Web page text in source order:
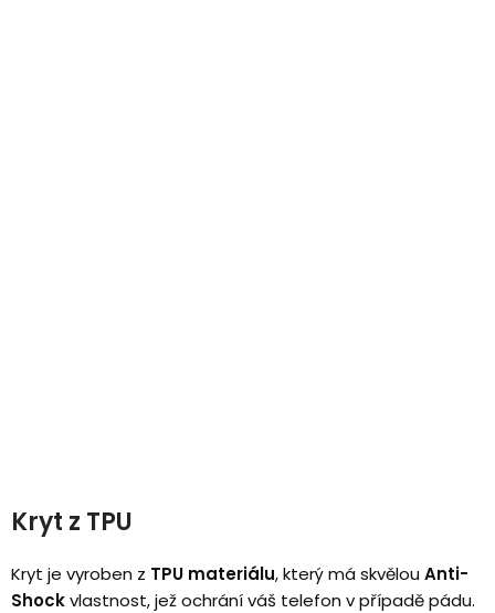
Kryt z TPU
Kryt je vyroben z TPU materiálu, který má skvělou Anti-
Shockvlastnost, jež ochrání váš telefon v případě pádu.